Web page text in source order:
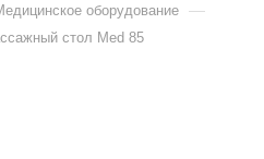
оборудование —
стол Med 85